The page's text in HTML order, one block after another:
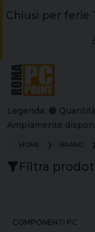
Chiusi per
Legenda: 🟠
Ampiamente
HOME BRAND
Filtra
COMPONENTI PC